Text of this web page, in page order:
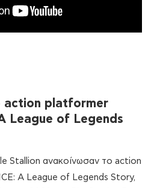
action platformer
League of Legends
Stallion ανακοίνωσαν το action
A League of Legends Story,